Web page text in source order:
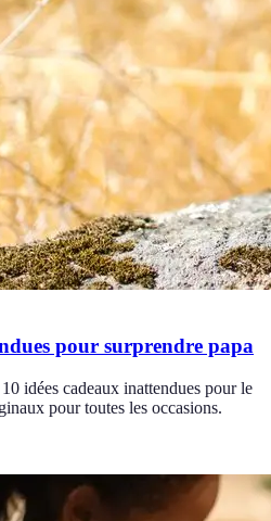
pour surprendre papa
idées cadeaux inattendues pour le
pour toutes les occasions.